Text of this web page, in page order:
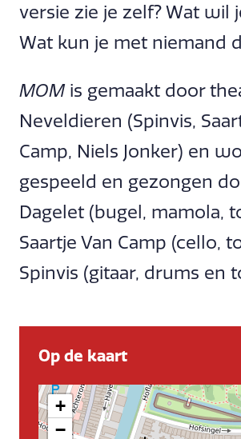
versie zie je zelf? Wat wil
Wat kun je met niemand
MOMis gemaakt door
Neveldieren (Spinvis,
Camp, Niels Jonker) en
gespeeld en gezongen
Dagelet (bugel, mamola,
Saartje Van Camp (cello,
Spinvis (gitaar, drums en
Op de kaart
+
−